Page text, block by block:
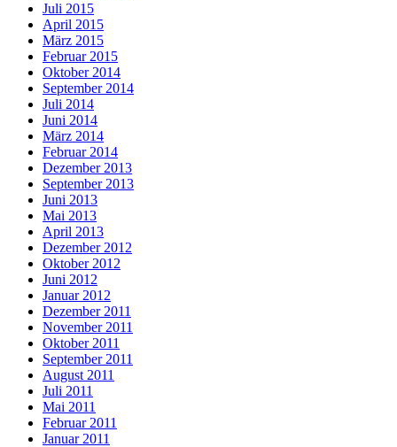
Juli 2015
April 2015
März 2015
Februar 2015
Oktober 2014
September 2014
Juli 2014
Juni 2014
März 2014
Februar 2014
Dezember 2013
September 2013
Juni 2013
Mai 2013
April 2013
Dezember 2012
Oktober 2012
Juni 2012
Januar 2012
Dezember 2011
November 2011
Oktober 2011
September 2011
August 2011
Juli 2011
Mai 2011
Februar 2011
Januar 2011